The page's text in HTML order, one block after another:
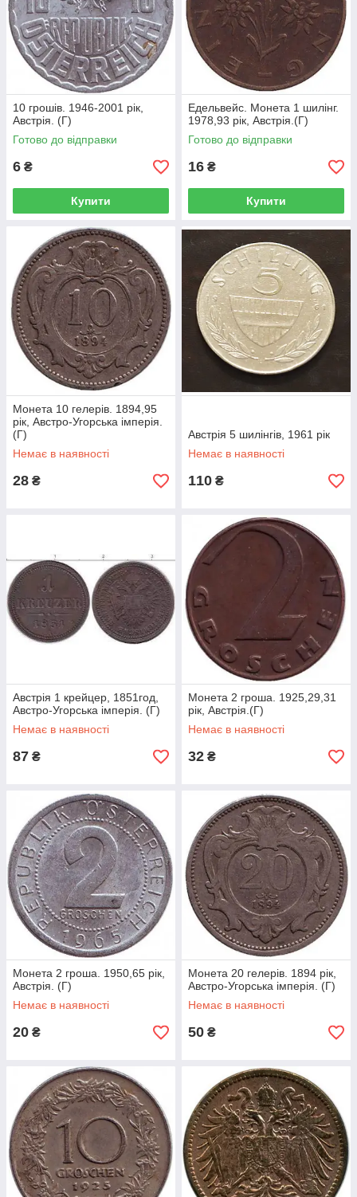
10 грошів. 1946-2001 рік,
Австрія. (Г)
Готово до відправки
6 ₴
Купити
Едельвейс. Монета 1 шилінг.
1978,93 рік, Австрія.(Г)
Готово до відправки
16 ₴
Купити
Монета 10 гелерів. 1894,95
рік, Австро-Угорська імперія.
(Г)
Немає в наявності
28 ₴
Австрія 5 шилінгів, 1961 рік
Немає в наявності
110 ₴
Австрія 1 крейцер, 1851год,
Австро-Угорська імперія. (Г)
Немає в наявності
87 ₴
Монета 2 гроша. 1925,29,31
рік, Австрія.(Г)
Немає в наявності
32 ₴
Монета 2 гроша. 1950,65 рік,
Австрія. (Г)
Немає в наявності
20 ₴
Монета 20 гелерів. 1894 рік,
Австро-Угорська імперія. (Г)
Немає в наявності
50 ₴